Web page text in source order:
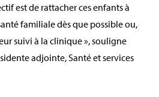
est de rattacher ces enfants à
familiale dès que possible ou,
suivi à la clinique », souligne
adjointe, Santé et services